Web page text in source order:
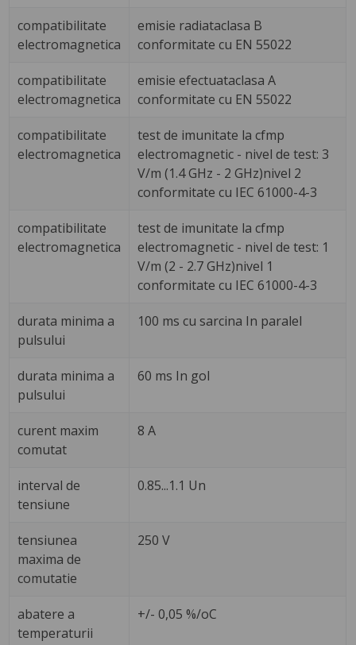
compatibilitate
electromagnetica
emisie radiataclasa B
conformitate cu EN 55022
compatibilitate
electromagnetica
emisie efectuataclasa A
conformitate cu EN 55022
compatibilitate
electromagnetica
test de imunitate la cfmp
electromagnetic - nivel de test: 3
V/m (1.4 GHz - 2 GHz)nivel 2
conformitate cu IEC 61000-4-3
compatibilitate
electromagnetica
test de imunitate la cfmp
electromagnetic - nivel de test: 1
V/m (2 - 2.7 GHz)nivel 1
conformitate cu IEC 61000-4-3
durata minima a
pulsului
100 ms cu sarcina In paralel
durata minima a
pulsului
60 ms In gol
curent maxim
comutat
8 A
interval de
tensiune
0.85...1.1 Un
tensiunea
maxima de
comutatie
250 V
abatere a
temperaturii
+/- 0,05 %/oC